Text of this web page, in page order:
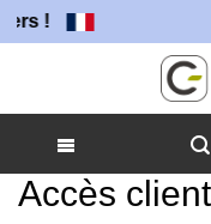
!
Allez
au
Accès client